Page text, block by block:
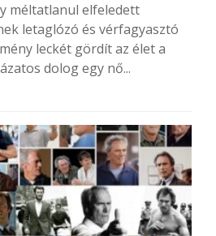
méltatlanul elfeledett
letaglózó és vérfagyasztó
leckét gördít az élet a
dolog egy nő...